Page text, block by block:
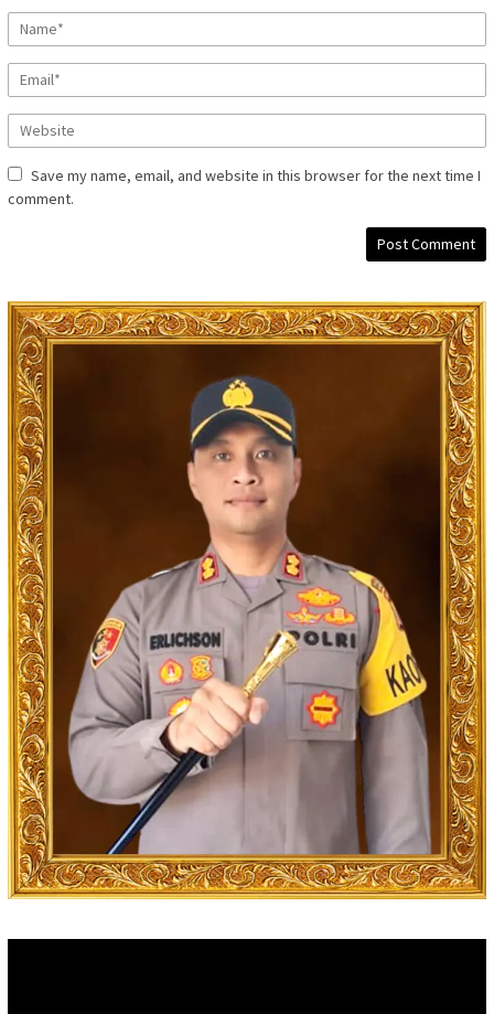
Save my name, email, and website in this browser for the next time I
comment.